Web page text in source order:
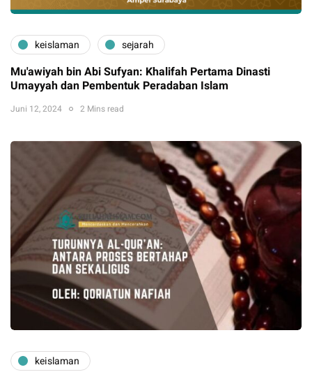
keislaman sejarah
Mu'awiyah bin Abi Sufyan: Khalifah Pertama Dinasti
Umayyah dan Pembentuk Peradaban Islam
Juni 12, 2024 2 Mins read
keislaman